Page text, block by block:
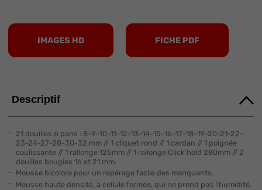
IMAGES HD FICHE PDF
Descriptif
21 douilles 6 pans : 8-9-10-11-12-13-14-15-16-17-18-19-20-21-22-
23-24-27-28-30-32 mm // 1 cliquet rond // 1 cardan // 1 poignée
coulissante // 1 rallonge 125mm // 1 rallonge Click'hold 280mm // 2
douilles bougies 16 et 21 mm.
Mousse bicolore pour un repérage facile des manquants.
Mousse haute densité, à cellule fermée, qui ne prend pas l'humidité.